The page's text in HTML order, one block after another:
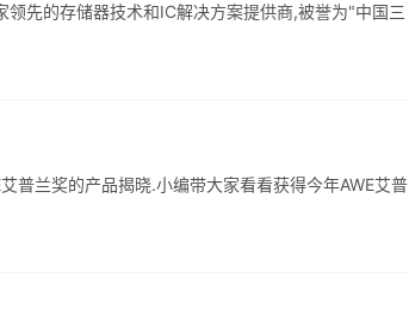
的存储器技术和IC解决方案提供商,被誉为"中国三
普兰奖的产品揭晓.小编带大家看看获得今年AWE艾普